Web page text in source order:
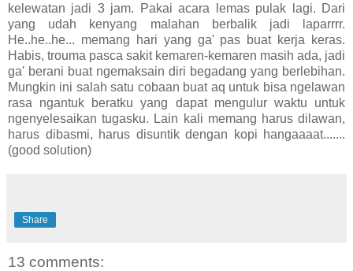
kelewatan jadi 3 jam. Pakai acara lemas pulak lagi. Dari
yang udah kenyang malahan berbalik jadi laparrrr.
He..he..he... memang hari yang ga' pas buat kerja keras.
Habis, trouma pasca sakit kemaren-kemaren masih ada, jadi
ga' berani buat ngemaksain diri begadang yang berlebihan.
Mungkin ini salah satu cobaan buat aq untuk bisa ngelawan
rasa ngantuk beratku yang dapat mengulur waktu untuk
ngenyelesaikan tugasku. Lain kali memang harus dilawan,
harus dibasmi, harus disuntik dengan kopi hangaaaat.......
(good solution)
Share
13 comments: